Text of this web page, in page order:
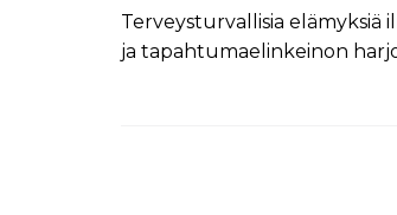
Terveysturvallisia
ja tapahtumaelinkeinon